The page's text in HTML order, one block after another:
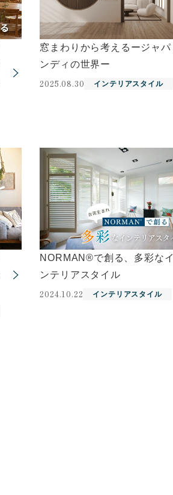
窓まわりから考えるージャパ
ンディの世界ー
2025.08.30 インテリアスタイル
NORMAN®で創る、多彩なイ
ンテリアスタイル
2024.10.22 インテリアスタイル